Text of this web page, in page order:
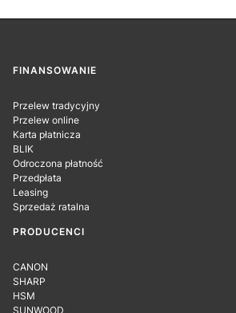
Linki w stopce
FINANSOWANIE
Przelew tradycyjny
Przelew online
Karta płatnicza
BLIK
Odroczona płatność
Przedpłata
Leasing
Sprzedaż ratalna
PRODUCENCI
CANON
SHARP
HSM
SUNWOOD